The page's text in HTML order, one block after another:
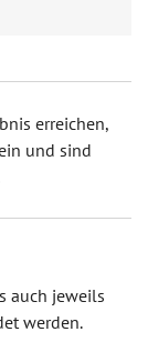
erreichen,
und sind
auch jeweils
werden.